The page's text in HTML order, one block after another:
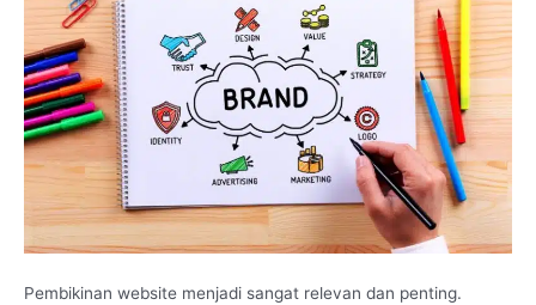
Pembikinan website menjadi sangat relevan dan penting.